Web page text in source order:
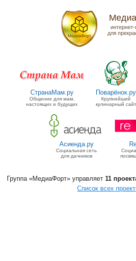
для
СтранаМам.ру
Общение для мам,
настоящих и будущих
Поварёнок.ру
Крупнейший
кулинарный сайт
Асиенда.ру
Социальная сеть
для дачников
Группа «МедиаФорт» управляет 11
Список всех